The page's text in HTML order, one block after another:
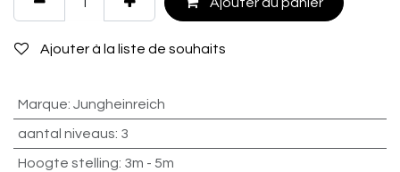
Ajouter à la liste de souhaits
Marque: Jungheinreich
aantal niveaus: 3
Hoogte stelling: 3m - 5m